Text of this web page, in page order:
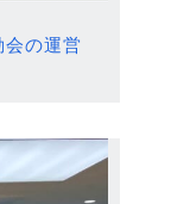
会の運営